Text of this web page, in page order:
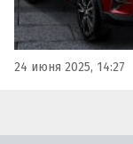
24 июня 2025, 14:27